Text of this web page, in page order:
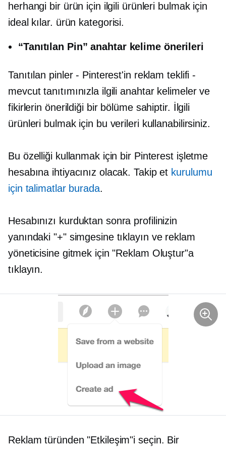
herhangi bir ürün için ilgili ürünleri bulmak için
ideal kılar. ürün kategorisi.
“Tanıtılan Pin” anahtar kelime önerileri
Tanıtılan pinler - Pinterest'in reklam teklifi -
mevcut tanıtımınızla ilgili anahtar kelimeler ve
fikirlerin önerildiği bir bölüme sahiptir. İlgili
ürünleri bulmak için bu verileri kullanabilirsiniz.
Bu özelliği kullanmak için bir Pinterest işletme
hesabına ihtiyacınız olacak. Takip et kurulumu
için talimatlar burada.
Hesabınızı kurduktan sonra profilinizin
yanındaki "+" simgesine tıklayın ve reklam
yöneticisine gitmek için "Reklam Oluştur"a
tıklayın.
Reklam türünden "Etkileşim"i seçin. Bir